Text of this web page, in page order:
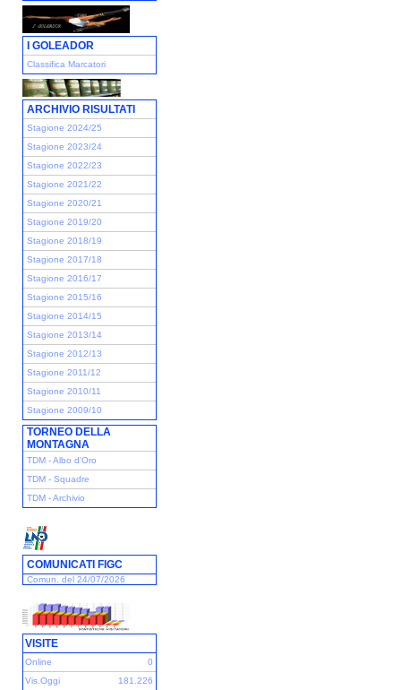
I GOLEADOR
Classifica Marcatori
ARCHIVIO RISULTATI
Stagione 2024/25
Stagione 2023/24
Stagione 2022/23
Stagione 2021/22
Stagione 2020/21
Stagione 2019/20
Stagione 2018/19
Stagione 2017/18
Stagione 2016/17
Stagione 2015/16
Stagione 2014/15
Stagione 2013/14
Stagione 2012/13
Stagione 2011/12
Stagione 2010/11
Stagione 2009/10
TORNEO DELLA
MONTAGNA
TDM - Albo d'Oro
TDM - Squadre
TDM - Archivio
COMUNICATI FIGC
Comun. del 24/07/2026
VISITE
Online
0
Vis.Oggi
181.226